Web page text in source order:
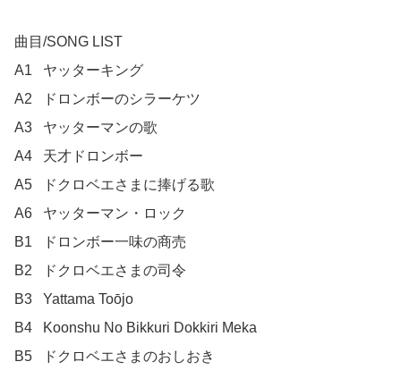
曲目/SONG LIST
A1	ヤッターキング
A2	ドロンボーのシラーケツ
A3	ヤッターマンの歌
A4	天才ドロンボー
A5	ドクロベエさまに捧げる歌
A6	ヤッターマン・ロック
B1	ドロンボー一味の商売
B2	ドクロベエさまの司令
B3	Yattama Toōjo
B4	Koonshu No Bikkuri Dokkiri Meka
B5	ドクロベエさまのおしおき